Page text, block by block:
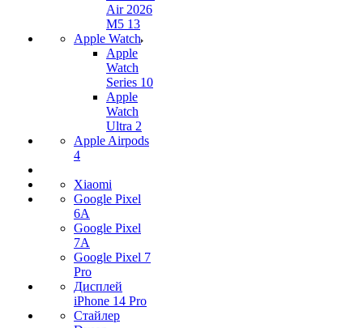
Air 2026
M5 13
Apple Watch
Apple
Watch
Series 10
Apple
Watch
Ultra 2
Apple Airpods
4
Xiaomi
Google Pixel
6A
Google Pixel
7А
Google Pixel 7
Pro
Дисплей
iPhone 14 Pro
Стайлер